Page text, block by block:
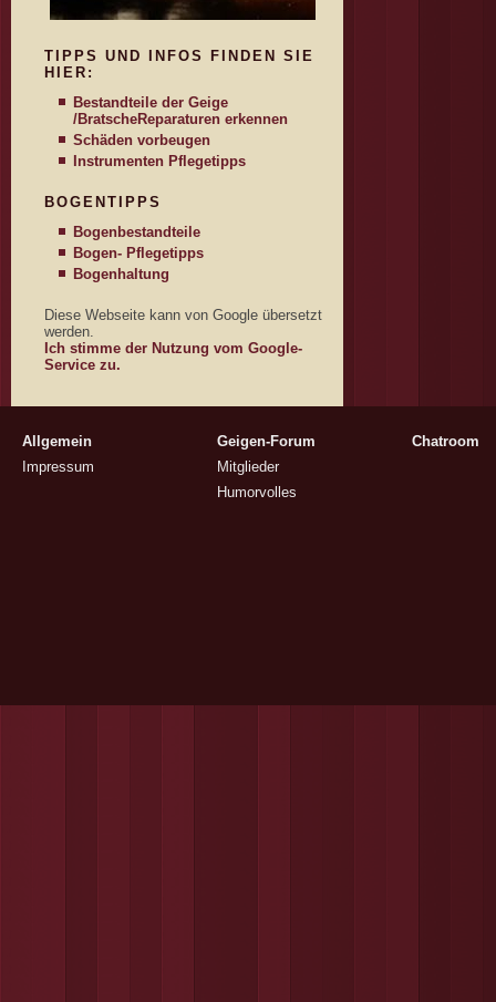
TIPPS UND INFOS FINDEN SIE
HIER:
Bestandteile der Geige
/BratscheReparaturen erkennen
Schäden vorbeugen
Instrumenten Pflegetipps
BOGENTIPPS
Bogenbestandteile
Bogen- Pflegetipps
Bogenhaltung
Diese Webseite kann von Google übersetzt
werden.
Ich stimme der Nutzung vom Google-
Service zu.
Allgemein
Impressum
Geigen-Forum
Mitglieder
Humorvolles
Chatroom